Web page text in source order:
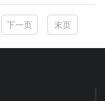
下一页 末页